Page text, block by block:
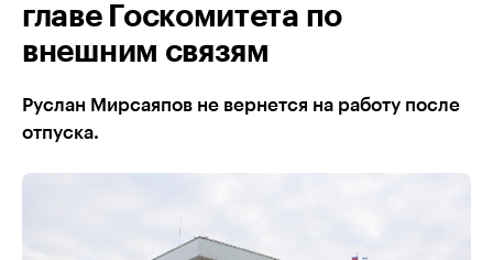
главе Госкомитета по
внешним связям
Руслан Мирсаяпов не вернется на работу после
отпуска.